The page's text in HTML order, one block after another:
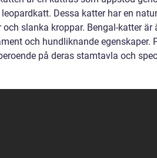
Dessa katter har en
och slanka kroppar. Bengal-katter
och hundliknande egenskaper.
på deras stamtavla och